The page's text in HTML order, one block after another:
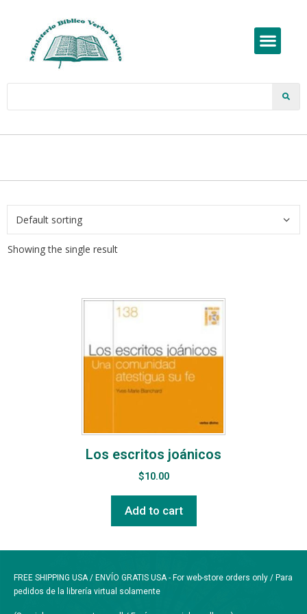
Showing the single result
Los escritos joánicos
$10.00
Add to cart
FREE SHIPPING USA / ENVÍO GRATIS USA - For web-store orders only / Para
pedidos de la librería virtual solamente